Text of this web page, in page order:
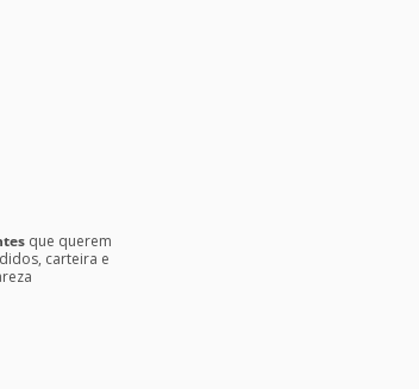
que querem
carteira e